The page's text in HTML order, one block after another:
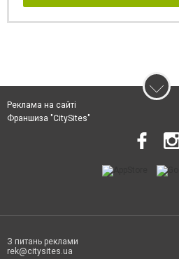
Реклама на сайті
Франшиза "CitySites"
З питань реклами
rek@citysites.ua